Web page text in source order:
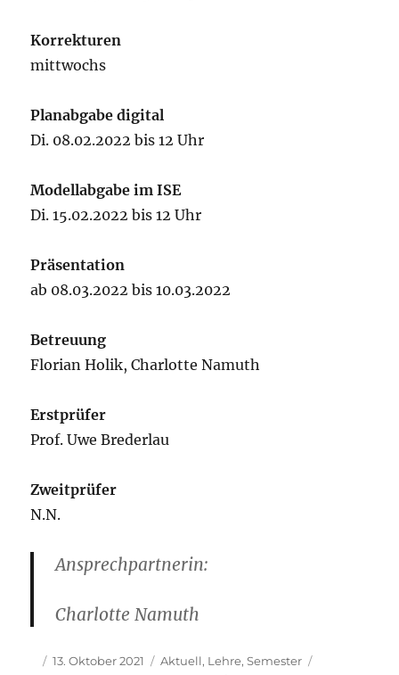
Korrekturen
mittwochs
Planabgabe digital
Di. 08.02.2022 bis 12 Uhr
Modellabgabe im ISE
Di. 15.02.2022 bis 12 Uhr
Präsentation
ab 08.03.2022 bis 10.03.2022
Betreuung
Florian Holik, Charlotte Namuth
Erstprüfer
Prof. Uwe Brederlau
Zweitprüfer
N.N.
Ansprechpartnerin:
Charlotte Namuth
AutorVeröffentlicht
13. Oktober 2021 Kategorien
Aktuell, Lehre,Semester